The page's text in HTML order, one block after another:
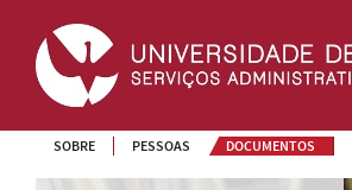
SOBRE PESSOAS DOCUMENTOS